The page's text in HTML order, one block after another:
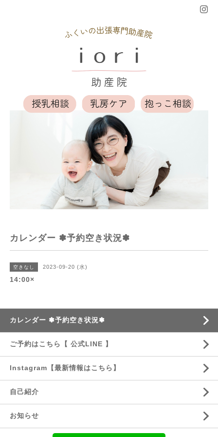
カレンダー ✽予約空き状況✽
空きなし 2023-09-20 (水)
14:00×
カレンダー ✽予約空き状況✽
ご予約はこちら【 公式LINE 】
Instagram【最新情報はこちら】
自己紹介
お知らせ